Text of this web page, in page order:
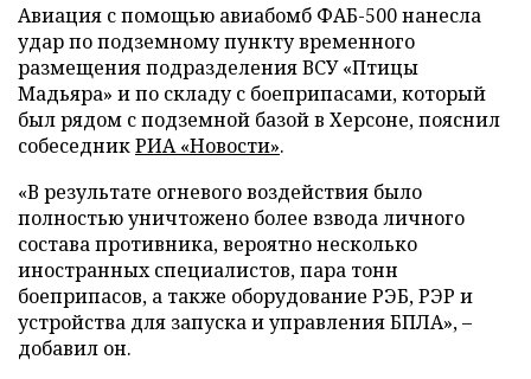
Авиация с помощью авиабомб ФАБ-500 нанесла
удар по подземному пункту временного
размещения подразделения ВСУ «Птицы
Мадьяра» и по складу с боеприпасами, который
был рядом с подземной базой в Херсоне, пояснил
собеседникРИА «Новости».
«В результате огневого воздействия было
полностью уничтожено более взвода личного
состава противника, вероятно несколько
иностранных специалистов, пара тонн
боеприпасов, а также оборудование РЭБ, РЭР и
устройства для запуска и управления БПЛА», –
добавил он.